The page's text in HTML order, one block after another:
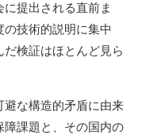
提出される直前ま
技術的説明に集中
検証はほとんど見ら
避な構造的矛盾に由来
課題と、その国内の